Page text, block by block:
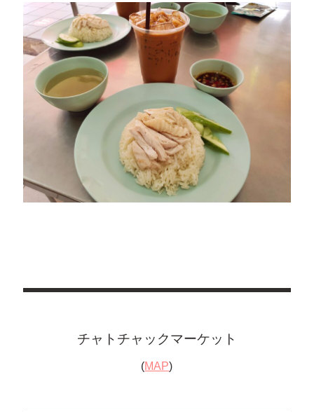
チャトチャックマーケット
(MAP)